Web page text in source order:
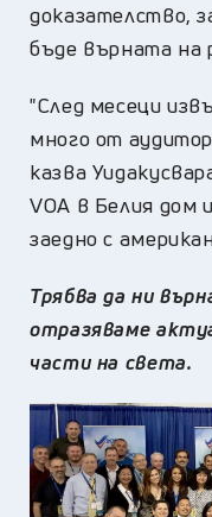
доказателство,
бъде върната на
"След месеци
много от
казва
VOA в Белия дом
заедно с
Трябва да ни
отразяваме
части на света.